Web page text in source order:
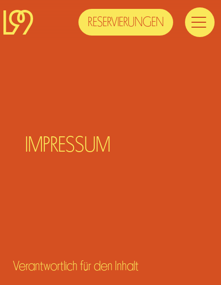
RESERVIERUNGEN
IMPRESSUM
Verantwortlich für den Inhalt